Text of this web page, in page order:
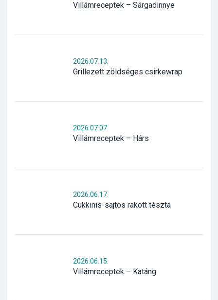
Villámreceptek – Sárgadinnye
Grillezett zöldséges csirkewrap
2026.07.13.
Villámreceptek – Hárs
2026.07.07.
Cukkinis-sajtos rakott tészta
2026.06.17.
Villámreceptek – Katáng
2026.06.15.